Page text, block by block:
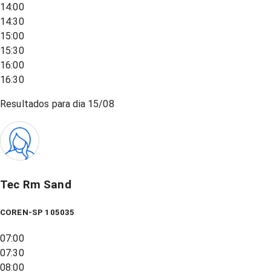
14:00
14:30
15:00
15:30
16:00
16:30
Resultados para dia 15/08
Tec Rm Sand
COREN-SP 105035
07:00
07:30
08:00